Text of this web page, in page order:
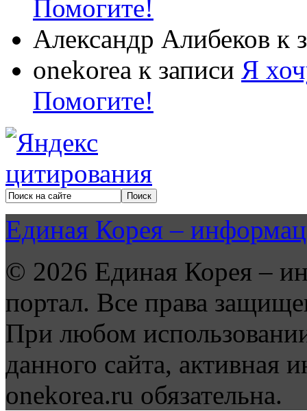
Помогите!
Александр Алибеков к
onekorea к записи Я
Помогите!
Единая Корея –
© 2026 Единая Корея –
портал. Все права
При любом
данного сайта, активная
onekorea.ru обязательна.